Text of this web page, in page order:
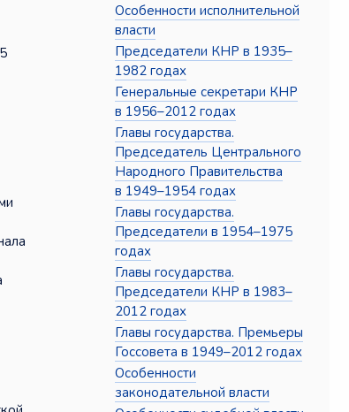
Особенности исполнительной
власти
Председатели КНР в 1935–
1982 годах
Генеральные секретари КНР
в 1956–2012 годах
Главы государства.
Председатель Центрального
Народного Правительства
в 1949–1954 годах
Главы государства.
Председатели в 1954–1975
годах
Главы государства.
Председатели КНР в 1983–
2012 годах
Главы государства. Премьеры
Госсовета в 1949–2012 годах
Особенности
законодательной власти